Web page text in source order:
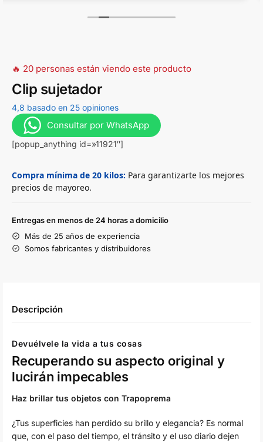
🔥 20 personas están viendo este producto
Clip sujetador
4,8 basado en 25 opiniones
Consultar por WhatsApp
[popup_anything id=»11921″]
Compra mínima de 20 kilos: Para garantizarte los mejores
precios de mayoreo.
Entregas en menos de 24 horas a domicilio
Más de 25 años de experiencia
Somos fabricantes y distribuidores
Descripción
Devuélvele la vida a tus cosas
Recuperando su aspecto original y
lucirán impecables
Haz brillar tus objetos con Trapoprema
¿Tus superficies han perdido su brillo y elegancia? Es normal
que, con el paso del tiempo, el tránsito y el uso diario dejen